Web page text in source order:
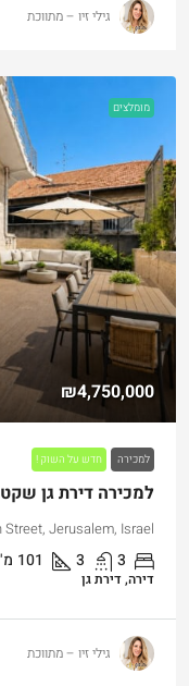
גילי זיו – מתווכת
מומלצים
₪4,750,000
למכירה חדש על השוק !
למכירה דירת גן
Jerusalem, Israel
3
3
101
דירה, דירת גן
גילי זיו – מתווכת